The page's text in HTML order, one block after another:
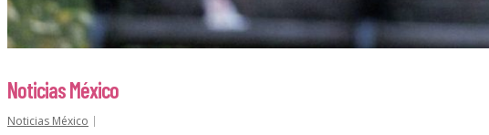
Noticias México
Noticias México